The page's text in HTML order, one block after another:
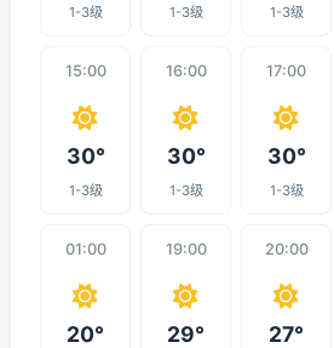
1-3级 1-3级 1-3级
15:00
30°
1-3级
16:00
30°
1-3级
17:00
30°
1-3级
01:00
20°
19:00
29°
20:00
27°